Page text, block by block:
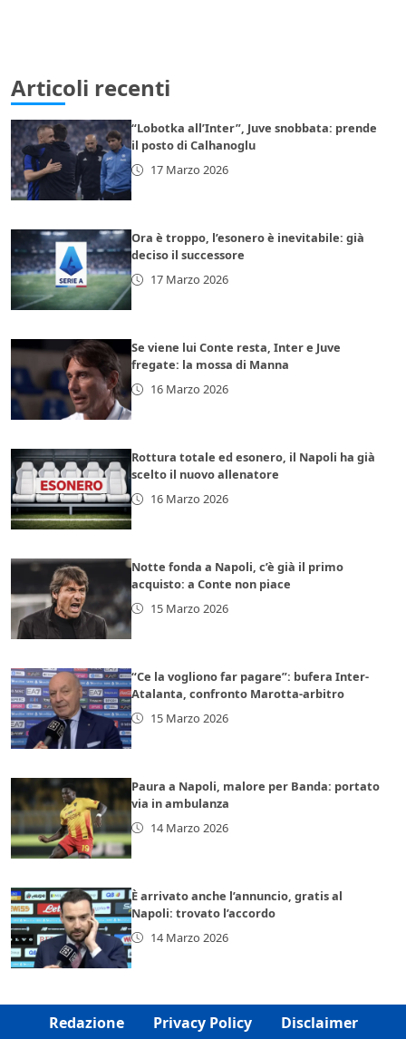
Articoli recenti
“Lobotka all’Inter”, Juve snobbata: prende
il posto di Calhanoglu
17 Marzo 2026
Ora è troppo, l’esonero è inevitabile: già
deciso il successore
17 Marzo 2026
Se viene lui Conte resta, Inter e Juve
fregate: la mossa di Manna
16 Marzo 2026
Rottura totale ed esonero, il Napoli ha già
scelto il nuovo allenatore
16 Marzo 2026
Notte fonda a Napoli, c’è già il primo
acquisto: a Conte non piace
15 Marzo 2026
“Ce la vogliono far pagare”: bufera Inter-
Atalanta, confronto Marotta-arbitro
15 Marzo 2026
Paura a Napoli, malore per Banda: portato
via in ambulanza
14 Marzo 2026
È arrivato anche l’annuncio, gratis al
Napoli: trovato l’accordo
14 Marzo 2026
Redazione Privacy Policy Disclaimer